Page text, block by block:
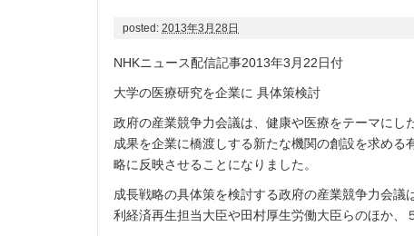
posted: 2013年3月28日
NHKニュース配信記事2013年3月22日付
大学の医療研究を企業に 具体策検討
政府の産業競争力会議は、健康や医療をテーマに
成果を企業に橋渡しする新たな機関の創設を求め
略に反映させることになりました。
成長戦略の具体策を検討する政府の産業競争力会
利経済再生担当大臣や田村厚生労働大臣らのほか、